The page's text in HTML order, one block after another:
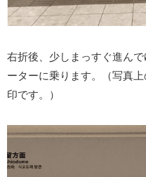
右折後、少しまっすぐ進ん
ーターに乗ります。（写真上
印です。）